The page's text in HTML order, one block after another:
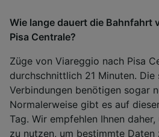
Wie lange dauert die Bahnfahrt
Pisa Centrale?
Züge von Viareggio nach Pisa
durchschnittlich 21 Minuten. Die
Verbindungen benötigen sogar
Normalerweise gibt es auf
Tag. Wir empfehlen Ihnen
zu nutzen, um bestimmte